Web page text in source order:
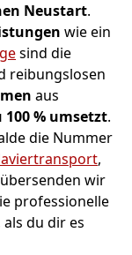
Neustart.
wie ein
sind die
reibungslosen
aus
% umsetzt.
die Nummer
,
wir
professionelle
als du dir es